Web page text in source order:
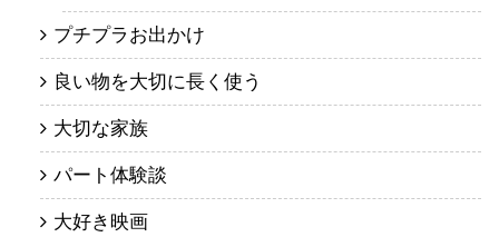
プチプラお出かけ
良い物を大切に長く使う
大切な家族
パート体験談
大好き映画